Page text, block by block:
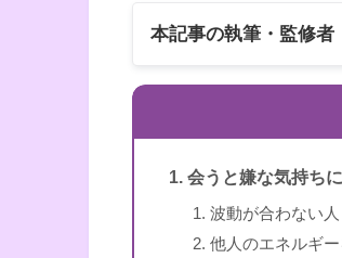
本記事の執筆・監修者
会うと嫌な気持ち
波動が合わない人
他人のエネルギ